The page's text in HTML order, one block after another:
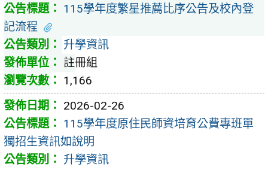
115學年度繁星推薦比序公告及校內登
記流程
升學資訊
註冊組
1,166
2026-02-26
115學年度原住民師資培育公費專班單
獨招生資訊如說明
升學資訊